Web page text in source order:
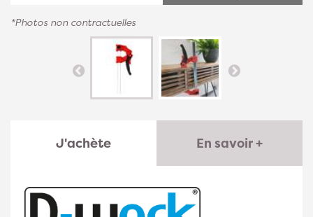
*Photos non contractuelles
J'achète En savoir +